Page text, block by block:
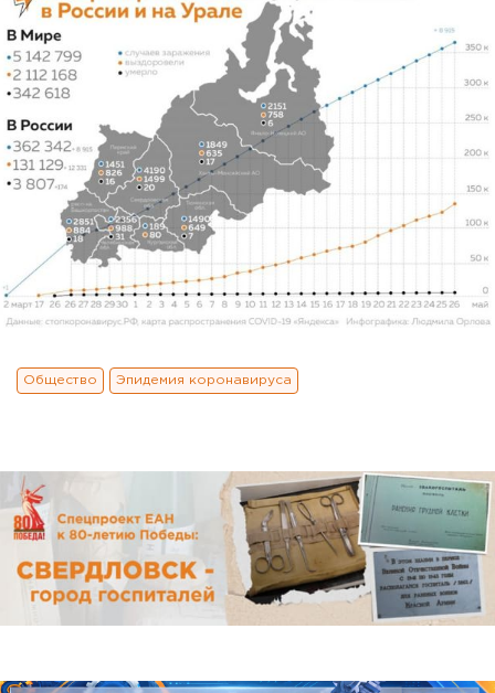
Общество Эпидемия коронавируса